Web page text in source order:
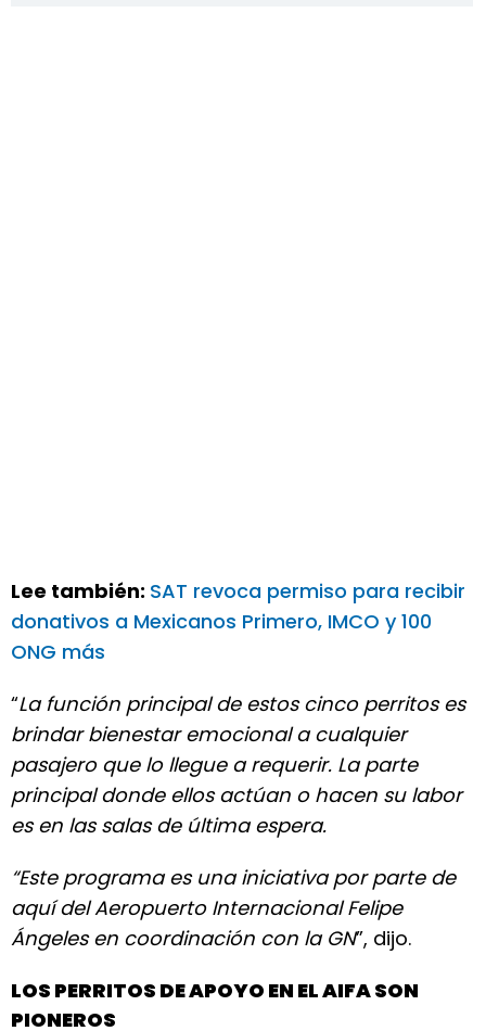
Lee también: SAT revoca permiso para recibir
donativos a Mexicanos Primero, IMCO y 100
ONG más
“La función principal de estos cinco perritos es
brindar bienestar emocional a cualquier
pasajero que lo llegue a requerir. La parte
principal donde ellos actúan o hacen su labor
es en las salas de última espera.
“Este programa es una iniciativa por parte de
aquí del Aeropuerto Internacional Felipe
Ángeles en coordinación con la GN”, dijo.
LOS PERRITOS DE APOYO EN EL AIFA SON
PIONEROS